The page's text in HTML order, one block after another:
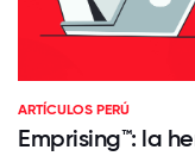
ARTÍCULOS PERÚ
Emprising™: la